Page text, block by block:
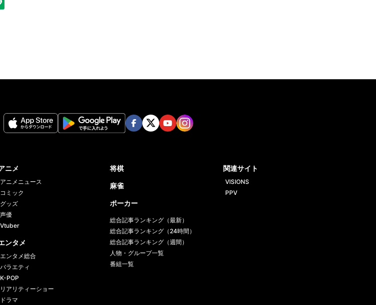
ニメ
アニメニュース
コミック
グッズ
声優
Vtuber
ンタメ
エンタメ総合
バラエティ
K-POP
リアリティーショー
ドラマ
将棋
麻雀
ポーカー
総合記事ランキング（最新）
総合記事ランキング（24時間）
総合記事ランキング（週間）
人物・グループ一覧
番組一覧
関連サイト
VISIONS
PPV